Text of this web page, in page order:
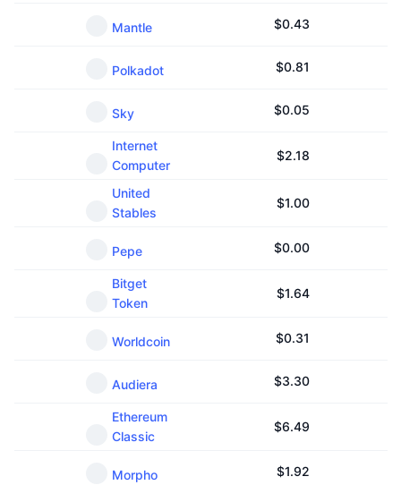
Mantle $0.43
Polkadot $0.81
Sky $0.05
Internet
Computer
$2.18
United
Stables
$1.00
Pepe $0.00
Bitget
Token
$1.64
Worldcoin $0.31
Audiera $3.30
Ethereum
Classic
$6.49
Morpho $1.92